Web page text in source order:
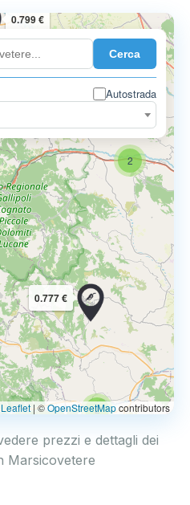
Cerca
Autostrada
2
2
0.799 €
0.777 €
Leaflet | ©OpenStreetMapcontributors
prezzi e dettagli dei
Marsicovetere